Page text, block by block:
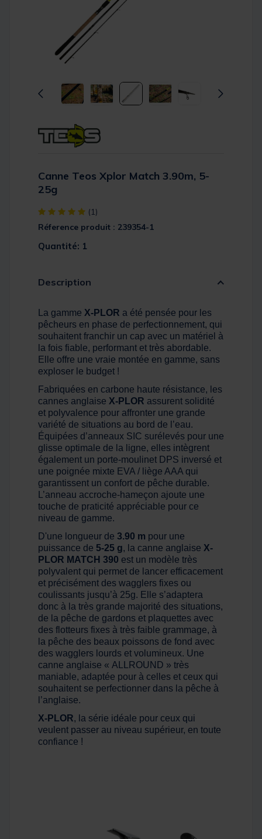
Canne Teos Xplor Match 3.90m, 5-
25g
[object Object] out of 5 Customer Rating
(1)
Réference produit : 239354-1
Quantité: 1
Description
La gamme X-PLOR a été pensée pour les
pêcheurs en phase de perfectionnement, qui
souhaitent franchir un cap avec un matériel à
la fois fiable, performant et très abordable.
Elle offre une vraie montée en gamme, sans
exploser le budget !
Fabriquées en carbone haute résistance, les
cannes anglaise X-PLOR assurent solidité
et polyvalence pour affronter une grande
variété de situations au bord de l’eau.
Équipées d’anneaux SIC surélevés pour une
glisse optimale de la ligne, elles intègrent
également un porte-moulinet DPS inversé et
une poignée mixte EVA / liège AAA qui
garantissent un confort de pêche durable.
L’anneau accroche-hameçon ajoute une
touche de praticité appréciable pour ce
niveau de gamme.
D'une longueur de 3.90 m pour une
puissance de 5-25 g, la canne anglaise X-
PLOR MATCH 390 est un modèle très
polyvalent qui permet de lancer efficacement
et précisément des wagglers fixes ou
coulissants jusqu’à 25g. Elle s’adaptera
donc à la très grande majorité des situations,
de la pêche de gardons et plaquettes avec
des flotteurs fixes à très faible grammage, à
la pêche des beaux poissons de fond avec
des wagglers lourds et volumineux. Une
canne anglaise « ALLROUND » très
maniable, adaptée pour à celles et ceux qui
souhaitent se perfectionner dans la pêche à
l’anglaise.
X-PLOR, la série idéale pour ceux qui
veulent passer au niveau supérieur, en toute
confiance !